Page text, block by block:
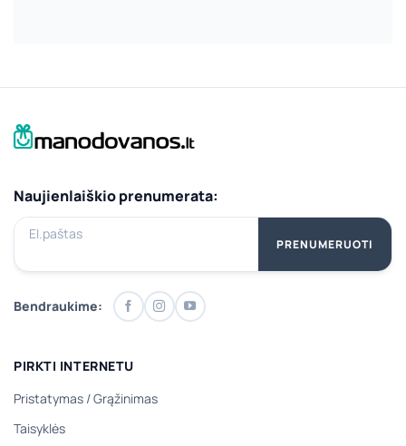
Naujienlaiškio prenumerata:
El.paštas
PRENUMERUOTI
Bendraukime:
PIRKTI INTERNETU
Pristatymas /Grąžinimas
Taisyklės